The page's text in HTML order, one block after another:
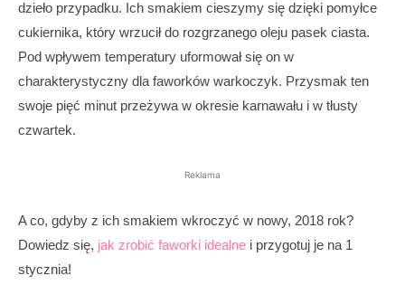
dzieło przypadku. Ich smakiem cieszymy się dzięki pomyłce
cukiernika, który wrzucił do rozgrzanego oleju pasek ciasta.
Pod wpływem temperatury uformował się on w
charakterystyczny dla faworków warkoczyk. Przysmak ten
swoje pięć minut przeżywa w okresie karnawału i w tłusty
czwartek.
Reklama
A co, gdyby z ich smakiem wkroczyć w nowy, 2018 rok?
Dowiedz się, jak zrobić faworki idealne i przygotuj je na 1
stycznia!